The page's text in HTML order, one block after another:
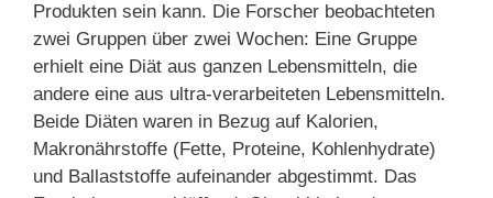
Produkten sein kann. Die Forscher beobachteten
zwei Gruppen über zwei Wochen: Eine Gruppe
erhielt eine Diät aus ganzen Lebensmitteln, die
andere eine aus ultra-verarbeiteten Lebensmitteln.
Beide Diäten waren in Bezug auf Kalorien,
Makronährstoffe (Fette, Proteine, Kohlenhydrate)
und Ballaststoffe aufeinander abgestimmt. Das